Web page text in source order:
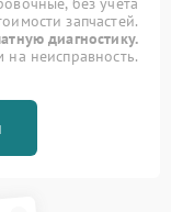
запчастей.
диагностику.
неисправность.